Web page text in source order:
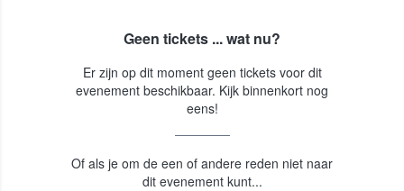
Geen tickets ... wat nu?
Er zijn op dit moment geen tickets voor dit
evenement beschikbaar. Kijk binnenkort nog
eens!
Of als je om de een of andere reden niet naar
dit evenement kunt...